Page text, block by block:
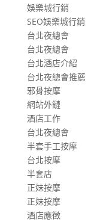
娛樂城行銷
SEO娛樂城行銷
台北夜總會
台北夜總會
台北酒店介紹
台北夜總會推薦
邪骨按摩
網站外鏈
酒店工作
台北夜總會
半套手工按摩
台北按摩
半套店
正妹按摩
正妹按摩
酒店應徵